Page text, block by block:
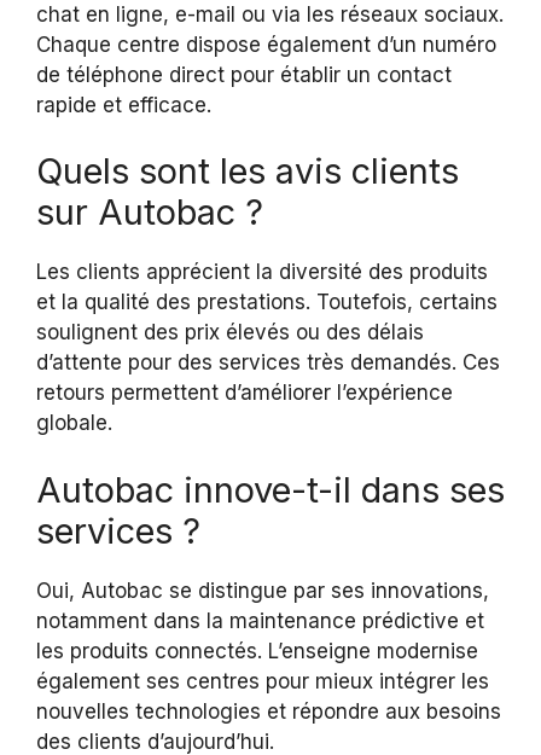
chat en ligne, e-mail ou via les réseaux sociaux.
Chaque centre dispose également d’un numéro
de téléphone direct pour établir un contact
rapide et efficace.
Quels sont les avis clients
sur Autobac ?
Les clients apprécient la diversité des produits
et la qualité des prestations. Toutefois, certains
soulignent des prix élevés ou des délais
d’attente pour des services très demandés. Ces
retours permettent d’améliorer l’expérience
globale.
Autobac innove-t-il dans ses
services ?
Oui, Autobac se distingue par ses innovations,
notamment dans la maintenance prédictive et
les produits connectés. L’enseigne modernise
également ses centres pour mieux intégrer les
nouvelles technologies et répondre aux besoins
des clients d’aujourd’hui.